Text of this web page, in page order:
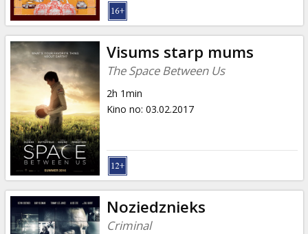
Visums starp mums
The Space Between Us
2h 1min
Kino no: 03.02.2017
Noziedznieks
Criminal